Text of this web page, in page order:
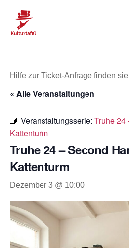
content
Hilfe zur Ticket-Anfrage finden sie
« Alle Veranstaltungen
Veranstaltungsserie: Truhe 24
Kattenturm
Truhe 24 – Second
Kattenturm
Dezember 3 @ 10:00